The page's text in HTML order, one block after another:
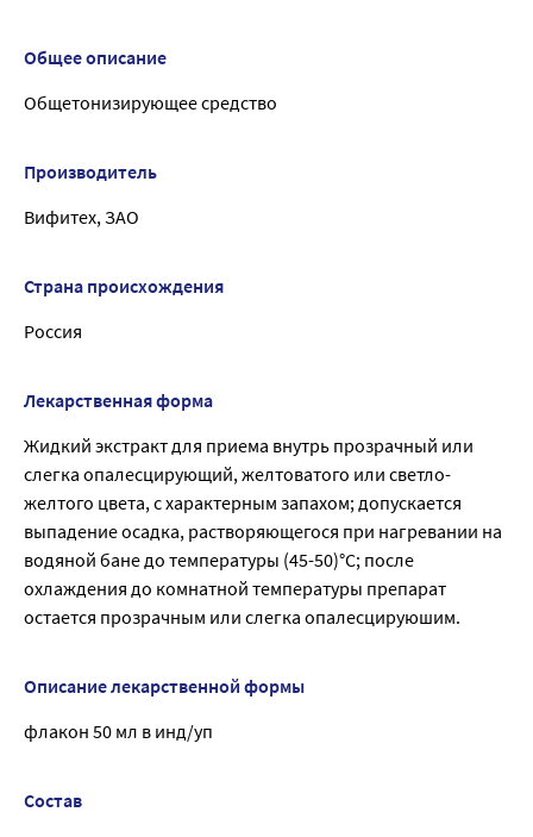
Общее описание
Общетонизирующее средство
Производитель
Вифитех, ЗАО
Страна происхождения
Россия
Лекарственная форма
Жидкий экстракт для приема внутрь прозрачный или
слегка опалесцирующий, желтоватого или светло-
желтого цвета, с характерным запахом; допускается
выпадение осадка, растворяющегося при нагревании на
водяной бане до температуры (45-50)°С; после
охлаждения до комнатной температуры препарат
остается прозрачным или слегка опалесцируюшим.
Описание лекарственной формы
флакон 50 мл в инд/уп
Состав